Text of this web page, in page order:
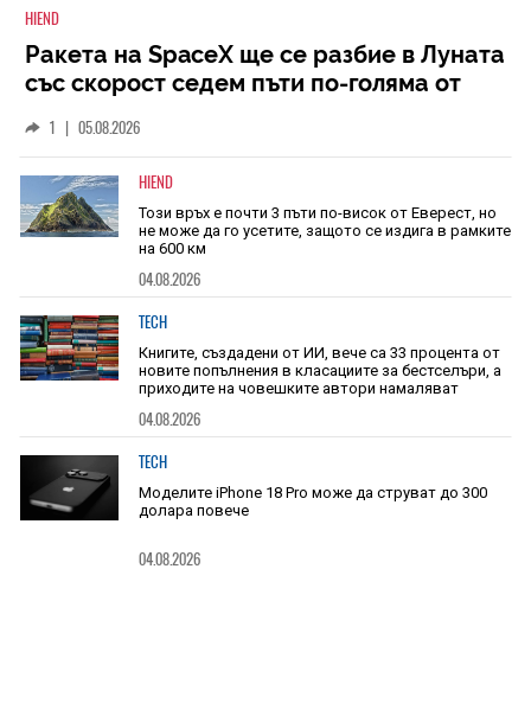
HIEND
Ракета на SpaceX ще се разбие в Луната
със скорост седем пъти по-голяма от
1 | 05.08.2026
HIEND
Този връх е почти 3 пъти по-висок от Еверест, но
не може да го усетите, защото се издига в рамките
на 600 км
04.08.2026
TECH
Книгите, създадени от ИИ, вече са 33 процента от
новите попълнения в класациите за бестселъри, а
приходите на човешките автори намаляват
04.08.2026
TECH
Моделите iPhone 18 Pro може да струват до 300
долара повече
04.08.2026